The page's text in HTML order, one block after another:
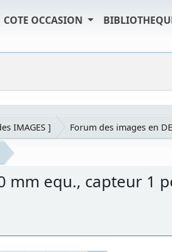
COTE OCCASION
IMAGES ] Forum des images en
mm equ., capteur 1